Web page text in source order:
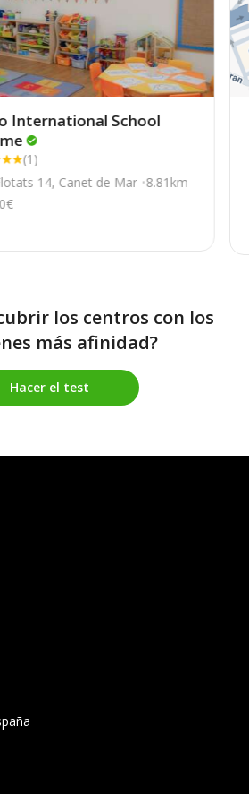
online recientemente
International School
(1)
14, Canet de Mar 8.81km
los centros con los
más afinidad?
Hacer el test